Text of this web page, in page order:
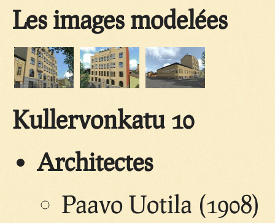
Les images modelées
Kullervonkatu 10
Architectes
Paavo Uotila (1908)